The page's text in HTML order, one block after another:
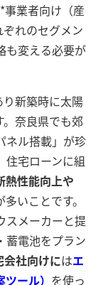
事業者向け（産
れのセグメン
も変える必要が
新築時に太陽
奈良県でも郊
ネル搭載」が珍
住宅ローンに組
熱性能向上や
いことです。
スメーカーと提
蓄電池をプラン
会社向けにはエ
ール） を使っ